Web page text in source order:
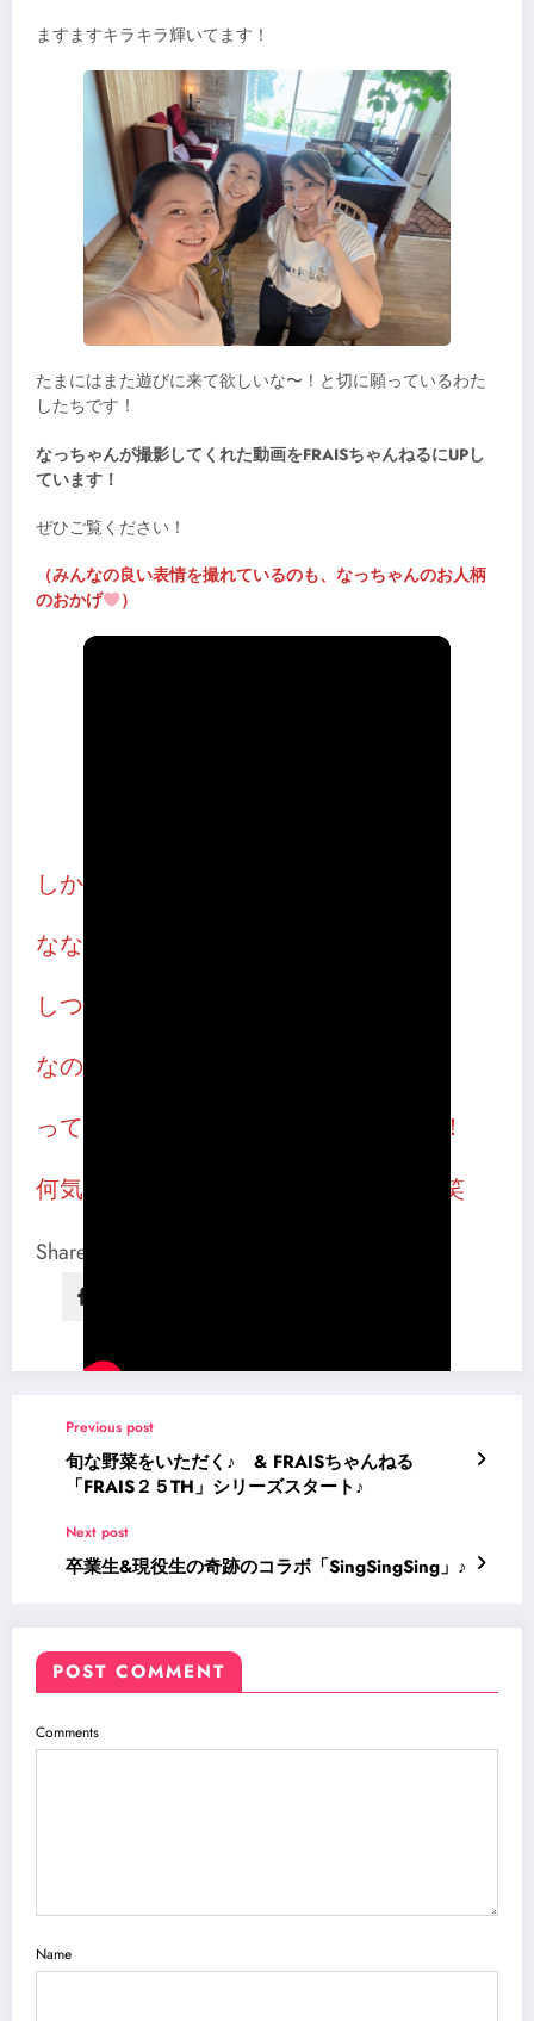
ますますキラキラ輝いてます！
たまにはまた遊びに来て欲しいな〜！と切に願っているわた
したちです！
なっちゃんが撮影してくれた動画をFRAISちゃんねるにUPし
ています！
ぜひご覧ください！
（みんなの良い表情を撮れているのも、なっちゃんのお人柄
のおかげ
）
しかし令和
ななねん
しつがつ
なのか
って、７の読み方が全部違うって・・！
何気なく読んでいる日本人すごい。。笑
Share this content:
Previous post
旬な野菜をいただく♪ & FRAISちゃんねる
「FRAIS２５TH」シリーズスタート♪
Next post
卒業生&現役生の奇跡のコラボ「SingSingSing」♪
POST COMMENT
Comments
Name